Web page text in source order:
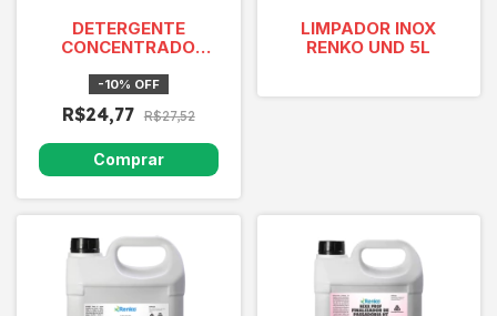
DETERGENTE
CONCENTRADO
Litros)
-10% OFF
R$24,77 R$27,52
LIMPADOR INOX
RENKO UND 5L